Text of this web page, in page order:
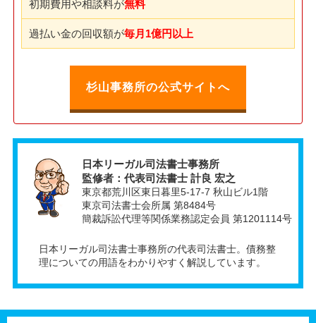
初期費用や相談料が無料
過払い金の回収額が毎月1億円以上
杉山事務所の公式サイトへ
日本リーガル司法書士事務所
監修者：代表司法書士 計良 宏之
東京都荒川区東日暮里5-17-7 秋山ビル1階
東京司法書士会所属 第8484号
簡裁訴訟代理等関係業務認定会員 第1201114号
日本リーガル司法書士事務所の代表司法書士。債務整
理についての用語をわかりやすく解説しています。